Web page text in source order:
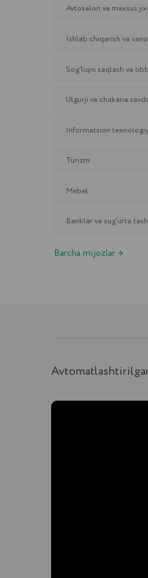
Mebel
Avtomatlashtirilgan